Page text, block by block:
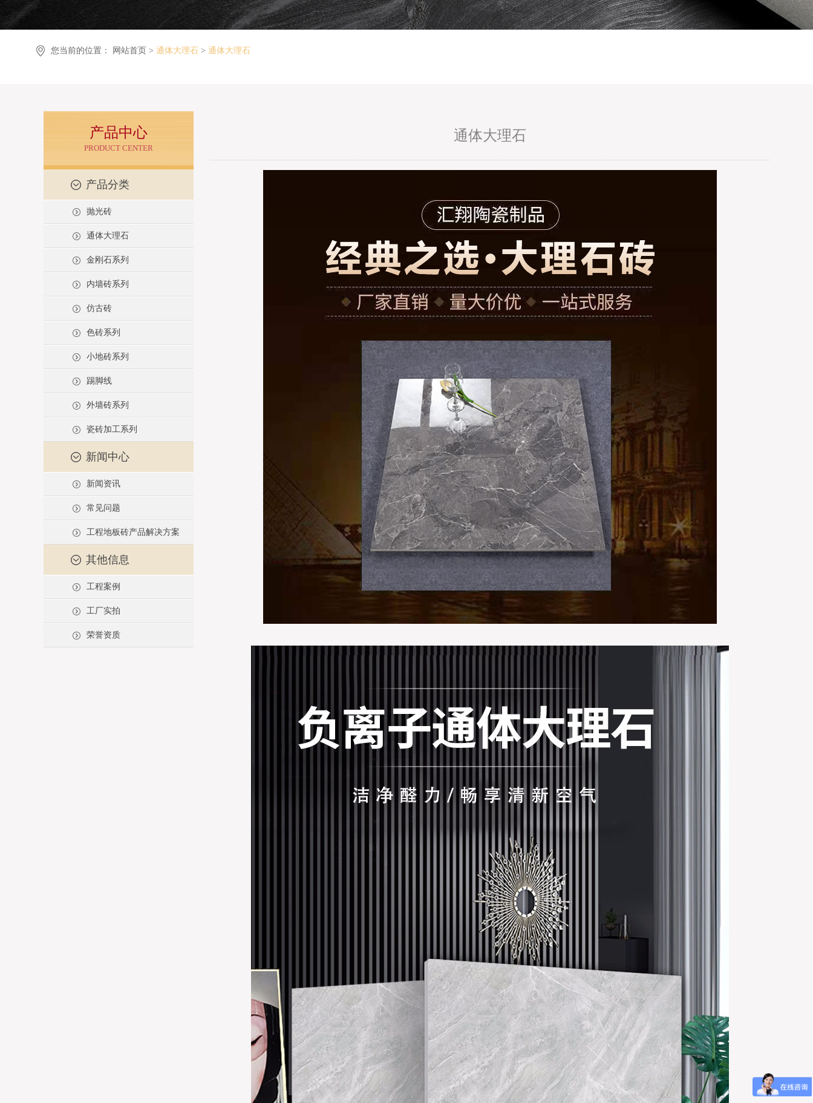
您当前的位置： 网站首页 > 通体大理石 > 通体大理石
产品中心
PRODUCT CENTER
产品分类
抛光砖
通体大理石
金刚石系列
内墙砖系列
仿古砖
色砖系列
小地砖系列
踢脚线
外墙砖系列
瓷砖加工系列
新闻中心
新闻资讯
常见问题
工程地板砖产品解决方案
其他信息
工程案例
工厂实拍
荣誉资质
通体大理石